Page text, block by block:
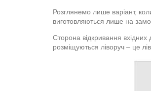
Розглянемо лише варіант,
виготовляються лише на
Сторона відкривання
розміщуються ліворуч – це